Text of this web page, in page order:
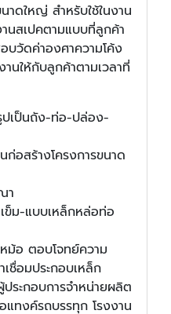
าดใหญ่ สำหรับใช้ในงาน
นสเปคตามแบบที่ลูกค้า
วัดค่าองศาความโค้ง
นให้กับลูกค้าตามเวลาที่
ปเป็นถัง-ท่อ-ปล่อง-
อสร้างโครงการขนาด
า
ข็ม-แบบเหล็กหล่อท่อ
ม้อ ตอบโจทย์ความ
ชื่อมประกอบเหล็ก
ระกอบการจำหน่ายผลิต
ทงค์รถบรรทุก โรงงาน